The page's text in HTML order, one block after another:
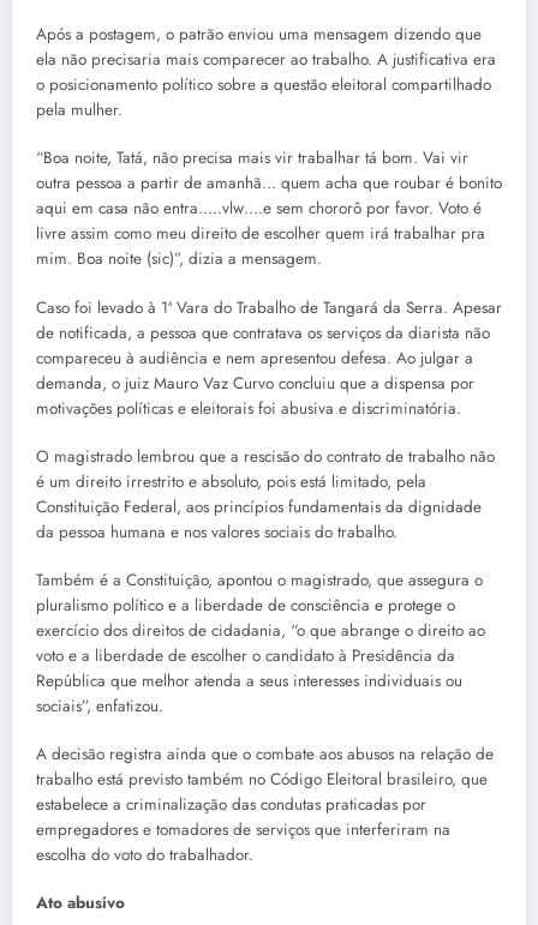
Após a postagem, o patrão enviou uma mensagem dizendo que
ela não precisaria mais comparecer ao trabalho. A justificativa era
o posicionamento político sobre a questão eleitoral compartilhado
pela mulher.
“Boa noite, Tatá, não precisa mais vir trabalhar tá bom. Vai vir
outra pessoa a partir de amanhã… quem acha que roubar é bonito
aqui em casa não entra…..vlw….e sem chororô por favor. Voto é
livre assim como meu direito de escolher quem irá trabalhar pra
mim. Boa noite (sic)”, dizia a mensagem.
Caso foi levado à 1ª Vara do Trabalho de Tangará da Serra. Apesar
de notificada, a pessoa que contratava os serviços da diarista não
compareceu à audiência e nem apresentou defesa. Ao julgar a
demanda, o juiz Mauro Vaz Curvo concluiu que a dispensa por
motivações políticas e eleitorais foi abusiva e discriminatória.
O magistrado lembrou que a rescisão do contrato de trabalho não
é um direito irrestrito e absoluto, pois está limitado, pela
Constituição Federal, aos princípios fundamentais da dignidade
da pessoa humana e nos valores sociais do trabalho.
Também é a Constituição, apontou o magistrado, que assegura o
pluralismo político e a liberdade de consciência e protege o
exercício dos direitos de cidadania, “o que abrange o direito ao
voto e a liberdade de escolher o candidato à Presidência da
República que melhor atenda a seus interesses individuais ou
sociais”, enfatizou.
A decisão registra ainda que o combate aos abusos na relação de
trabalho está previsto também no Código Eleitoral brasileiro, que
estabelece a criminalização das condutas praticadas por
empregadores e tomadores de serviços que interferiram na
escolha do voto do trabalhador.
Ato abusivo